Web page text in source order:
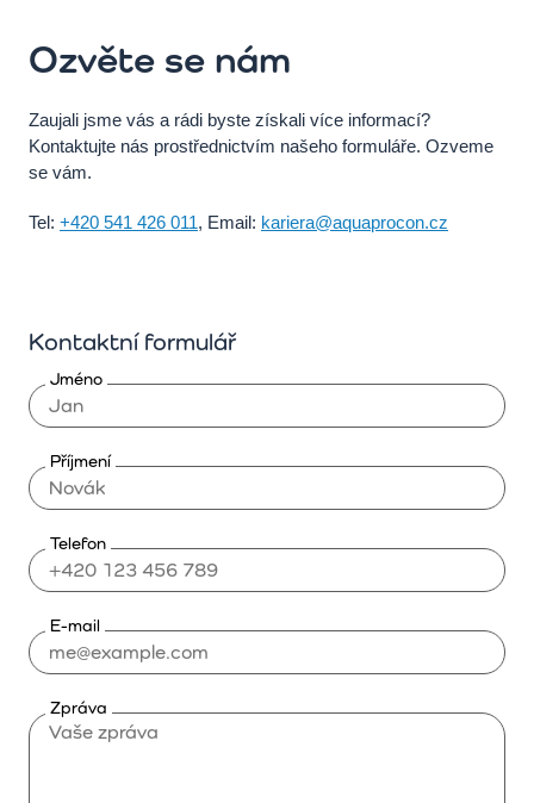
Ozvěte se nám
Zaujali jsme vás a rádi byste získali více informací?
Kontaktujte nás prostřednictvím našeho formuláře. Ozveme
se vám.
Tel: +420 541 426 011, Email: kariera@aquaprocon.cz
Kontaktní formulář
Jméno
Příjmení
Telefon
E-mail
Zpráva